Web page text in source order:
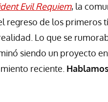
Evil Requiem, la
regreso de los primeros
Lo que se
siendo un proyecto
reciente.